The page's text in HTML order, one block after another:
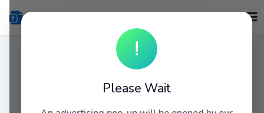
!
Please Wait